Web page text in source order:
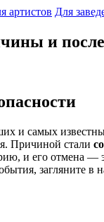
артистов Для
и
и самых
Причиной стали
и его отмена
загляните в